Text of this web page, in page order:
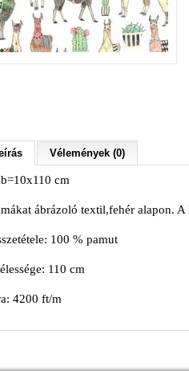
Vélemények (0)
cm
ábrázoló textil,fehér alapon. A
100 % pamut
110 cm
4200 ft/m